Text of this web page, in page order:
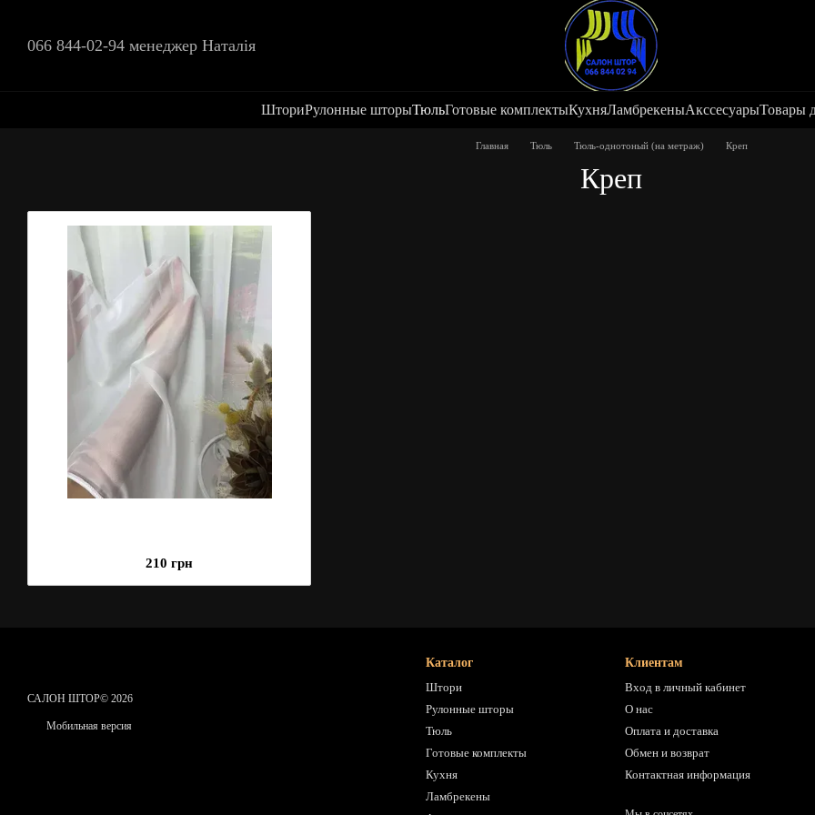
066 844-02-94 менеджер Наталія
ШториРулонные шторыТюльГотовые комплектыКухняЛамбрекеныАкссесуарыТовары
Главная Тюль Тюль-однотоный (на метраж) Креп
Креп
210 грн
САЛОН ШТОР© 2026
Мобильная версия
Каталог
Штори
Рулонные шторы
Тюль
Готовые комплекты
Кухня
Ламбрекены
Клиентам
Вход в личный кабинет
О нас
Оплата и доставка
Обмен и возврат
Контактная информация